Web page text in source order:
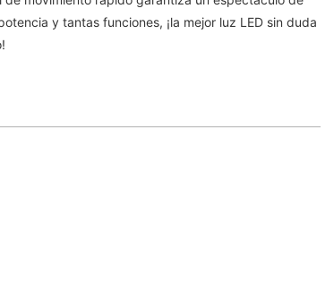
y tantas funciones, ¡la mejor luz LED sin duda